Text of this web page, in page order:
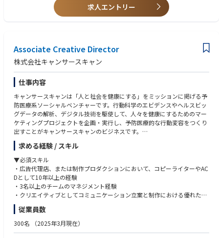
【具体的な業務内容】
・データ分析・AIプロジェクトにおける技術リードおよびプロジェクトマ
・Pythonを用いたデータ処理、特徴量エンジニアリング、評価設計の高度
化・標準化
・本番運用を見据えたMLOps設計、モデルの継続的改善と運用支援
・AIコンサルタントや顧客と連携した、分析方針の策定・技術提案・要件
定義
・ジュニア・ミドル層のデータサイエンティストへの技術的支援・コード
レビュー・育成
・社内外で再利用可能な分析パターン・技術資産・プロダクトの企画・設
計・蓄積
【プロジェクト事例】
・市場分析モデルの開発・運用支援
・事務の効率化を目的とした生成AIの業務適用支援（自社プロダクトTrust
GenGAを活用）
・機械学習モデル開発に向けたデータ前処理・分析支援
・データ分析基盤構想におけるモデル実装・評価フローの設計・技術検討
・グループ横断でのデータ活用に向けたモデリング実証（PoC）支援
＜TrustのAI･データ事業＞
同社の中核事業の1つであるAI・データ事業では、実際に現場で使われビ
ジネス価値を出すための分析や開発に取り組んできた経験が豊富なメンバ
・PythonやRを用いた一連のデータサイエンス業務の高度な実践経験
・Snowflake、Databricks、BigQueryなどのモダンなデータ基盤の利用経
・応用数学・情報科学・計量経済学などの修士課程修了
・技術文書の読解・基本的なビジネス英語でのコミュニケーション力
＜求める人物像＞
・分析やモデル開発を通じて、事業や現場に直接的なインパクトを生み出
したい方
・課題設定からモデル設計、実装・運用までを自走して完遂できる推進力
のある方
・チームメンバーと積極的に協働しながら、技術的なリーダーシップを発
揮できる方
・実務から得た知見を体系化し、再現性のある仕組みやプロダクトとして
残していける方
求人エントリー
Associate Creative Director
株式会社キャンサースキャン
仕事内容
キャンサースキャンは「人と社会を健康にする」をミッションに掲げる予
防医療系ソーシャルベンチャーです。行動科学のエビデンスやヘルスビッ
グデータの解析、デジタル技術を駆使して、人々を健康にするためのマー
ケティングプロジェクトを企画・実行し、予防医療的な行動変容をつくり
出すことがキャンサースキャンのビジネスです。
日本には世界最高水準の幅広い医療サービスに簡単にアクセスできる素晴
らしい制度と環境が整っています。しかし、40-74歳の日本人の約半分が
健康診断を受けず、また、成人では糖尿病が強く疑われる人々が約20％近
くに上りますが、その中でも約30%の人々が糖尿病の治療を全く行ってい
ません。このような、”適切な医療サービスが適切なタイミングで十分に
活用されていない実態”は、日本の医療費高騰に抑制の目途が立たないこ
の1つです。
私たちキャンサースキャンは、この予防医療の課題を“行動変容”で解決で
求める経験 / スキル
▼必須スキル
・広告代理店、または制作プロダクションにおいて、コピーライターやAC
Dとして10年以上の経験
・3名以上のチームのマネジメント経験
・クリエイティブとしてコミュニケーション立案と制作における優れた実
績を示すポートフォリオの提出が可能な方
・社内デザイナーや外部協力会社へのデザインディレクション等、優れた
作品を生み出すクリエイティブディレクションのスキル
従業員数
300名 （2025年3月現在）